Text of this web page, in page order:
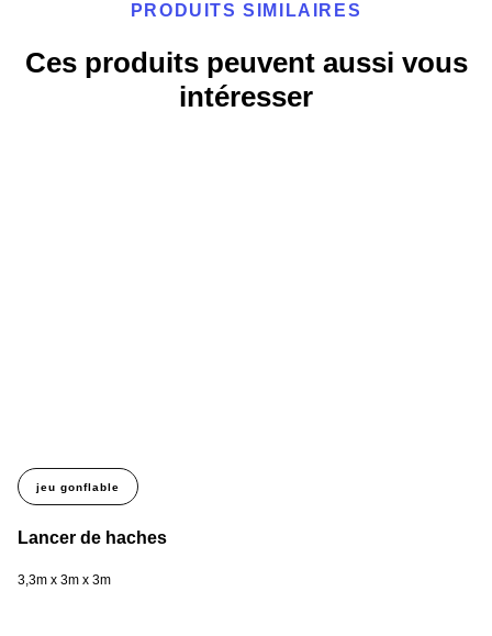
PRODUITS SIMILAIRES
Ces produits peuvent aussi vous
intéresser
jeu gonflable
Lancer de haches
3,3m x 3m x 3m